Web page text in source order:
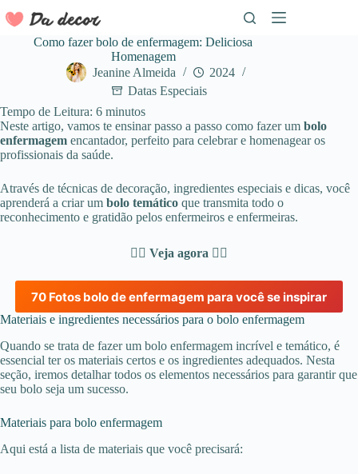
para
conteúdo
Como fazer bolo de enfermagem: Deliciosa
Homenagem
Jeanine Almeida
2024
Datas Especiais
Tempo de Leitura: 6 minutos
Neste artigo, vamos te ensinar passo a passo como fazer um bolo
enfermagem encantador, perfeito para celebrar e homenagear os
profissionais da saúde.
Através de técnicas de decoração, ingredientes especiais e dicas, você
aprenderá a criar um bolo temático que transmita todo o
reconhecimento e gratidão pelos enfermeiros e enfermeiras.
👇🏼 Veja agora 👇🏼
70 Fotos bolo de enfermagem para você se inspirar
Materiais e ingredientes necessários para o bolo enfermagem
Quando se trata de fazer um bolo enfermagem incrível e temático, é
essencial ter os materiais certos e os ingredientes adequados. Nesta
seção, iremos detalhar todos os elementos necessários para garantir que
seu bolo seja um sucesso.
Materiais para bolo enfermagem
Aqui está a lista de materiais que você precisará: